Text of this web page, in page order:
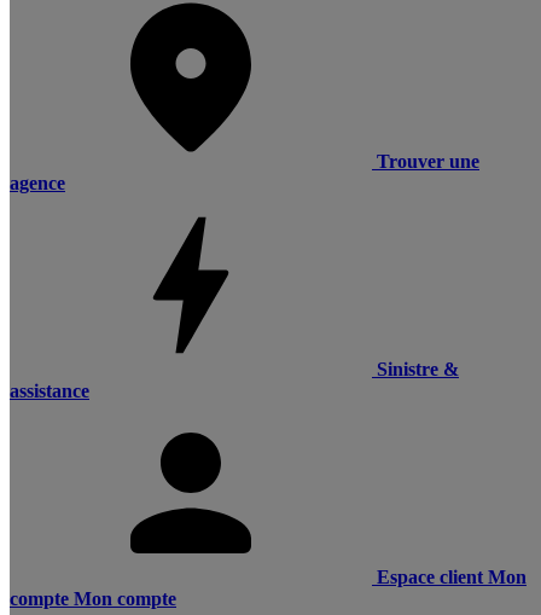
Trouver une
agence
Sinistre &
assistance
Espace client Mon
compte Mon compte